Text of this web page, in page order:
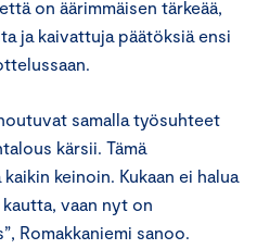
on äärimmäisen tärkeää,
ja kaivattuja päätöksiä ensi
samalla työsuhteet
kärsii. Tämä
keinoin. Kukaan ei halua
vaan nyt on
Romakkaniemi sanoo.